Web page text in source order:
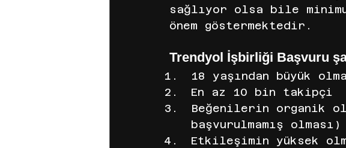
LC Waikiki lc waikiki
sağlıyor olsa bile
önem göstermektedir.
Trendyol İşbirliği Başvuru
18 yaşından büyük
En az 10 bin takipçi
Beğenilerin organik
başvurulmamış olması)
Etkileşimin yüksek